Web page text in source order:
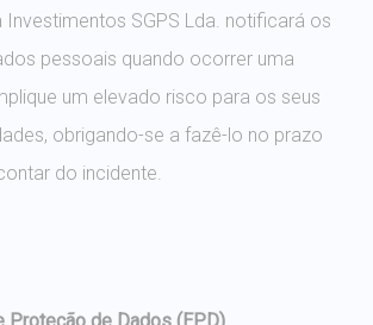
Investimentos SGPS Lda. notificará os
pessoais quando ocorrer uma
um elevado risco para os seus
obrigando-se a fazê-lo no prazo
do incidente.
Proteção de Dados (EPD)